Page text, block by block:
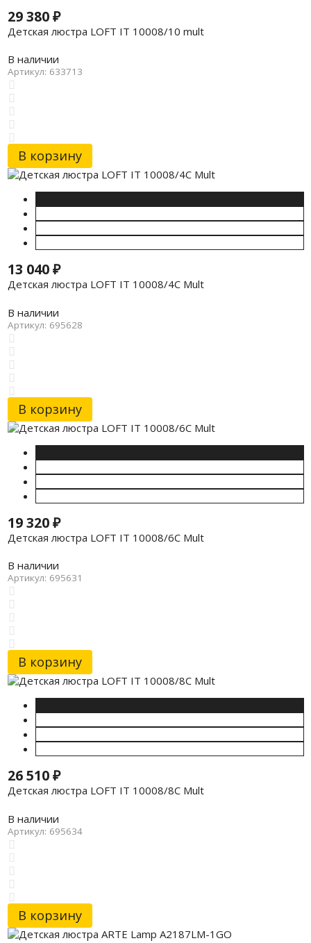
29 380₽
Детская люстра LOFT IT 10008/10 mult
В наличии
Артикул: 633713
В корзину
13 040₽
Детская люстра LOFT IT 10008/4C Mult
В наличии
Артикул: 695628
В корзину
19 320₽
Детская люстра LOFT IT 10008/6C Mult
В наличии
Артикул: 695631
В корзину
26 510₽
Детская люстра LOFT IT 10008/8C Mult
В наличии
Артикул: 695634
В корзину